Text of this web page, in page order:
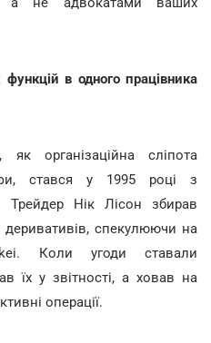
в одного працівника
організаційна сліпота
стався у 1995 році з
Трейдер Нік Лісон збирав
деривативів, спекулюючи на
Коли угоди ставали
їх у звітності, а ховав на
операції.